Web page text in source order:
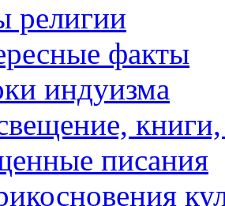
религии
факты
индуизма
книги,
писания